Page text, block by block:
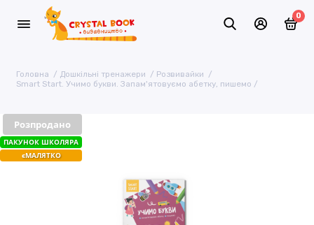
0
Головна Дошкільні тренажери
Розвивайки
Smart Start. Учимо букви. Запам'ятовуємо абетку, пишемо
Розпродано
ПАКУНОК ШКОЛЯРА
єМАЛЯТКО